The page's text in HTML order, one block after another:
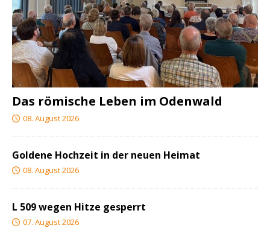
Das römische Leben im Odenwald
08. August 2026
Goldene Hochzeit in der neuen Heimat
08. August 2026
L 509 wegen Hitze gesperrt
07. August 2026